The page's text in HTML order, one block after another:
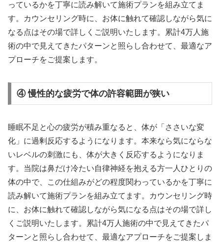
っているかを丁寧に読み解いて施術プランを組み立てま
す。カウンセリング時に、お体に触れて確認しながら気に
なる点はその場で詳しくご説明いたします。累計4万人施
術の中で見えてきたパターンと照らし合わせて、最適なア
プローチをご提案します。
④ 慢性的な疲労で体の許容範囲が狭い
睡眠不足と心の疲労が積み重なると、体が「ささいな変
化」に過剰反応するようになります。本来なら気にならな
いレベルの刺激にも、体が大きく反応するようになりま
す。当院は鼻だけ冷たい自律神経を抱える方一人ひとりの
体の中で、この仕組みがどの程度関わっているかを丁寧に
読み解いて施術プランを組み立てます。カウンセリング時
に、お体に触れて確認しながら気になる点はその場で詳し
くご説明いたします。累計4万人施術の中で見えてきたパ
ターンと照らし合わせて、最適なアプローチをご提案しま